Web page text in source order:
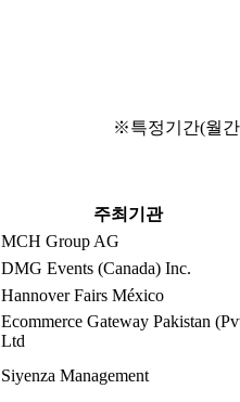
※특정기간(월
주최기관
MCH Group AG
DMG Events (Canada) Inc.
Hannover Fairs México
Ecommerce Gateway Pakistan
Ltd
Siyenza Management